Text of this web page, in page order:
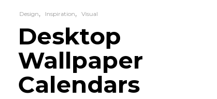
Design Inspiration Visual
Desktop
Wallpaper
Calendars
cookies,
algumas
funcionalidades
desaparecerão